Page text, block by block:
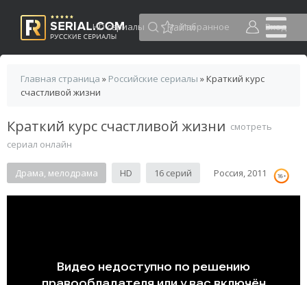
HD сериалы Избранное Вход
Главная страница » Российские сериалы » Краткий курс
счастливой жизни
Краткий курс счастливой жизни смотреть
сериал онлайн
Драма, мелодрама HD 16 серий Россия, 2011